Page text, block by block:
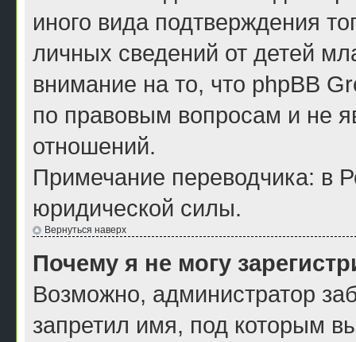
иного вида подтверждения
личных сведений от детей
внимание на то, что phpBB
по правовым вопросам и не
отношений.
Примечание переводчика: в
юридической силы.
Вернуться наверх
Почему я не могу
Возможно, администратор
запретил имя, под которым